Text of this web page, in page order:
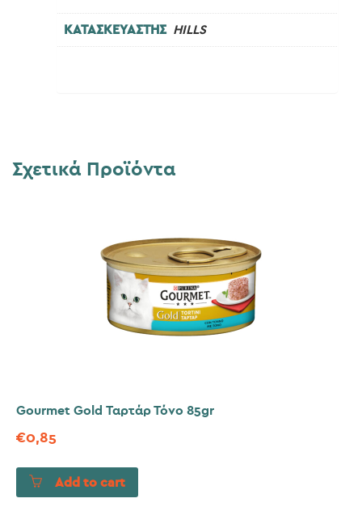
ΚΑΤΑΣΚΕΥΑΣΤΗΣ HILLS
Σχετικά Προϊόντα
Gourmet Gold Ταρτάρ Τόνο 85gr
€0,85
Add to cart